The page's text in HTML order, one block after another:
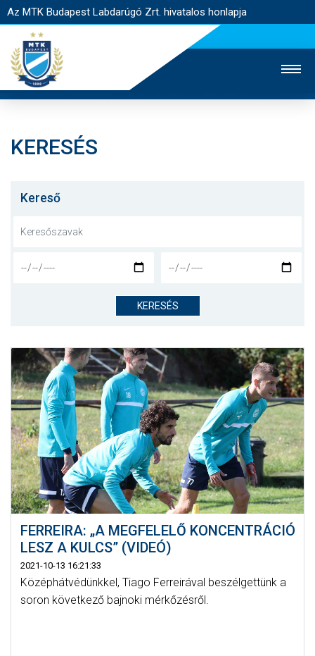
Az MTK Budapest Labdarúgó Zrt. hivatalos honlapja
JEGYÉRTÉKESÍTÉS
NYITÓLAP
CSAPATOK
KLUB
GALÉRIA
SZURKOLÓI ÉLMÉNYEK
AKKREDITÁCIÓ
KERESÉS
Kereső
KERESÉS
FERREIRA: „A MEGFELELŐ KONCENTRÁCIÓ
LESZ A KULCS” (VIDEÓ)
2021-10-13 16:21:33
Középhátvédünkkel, Tiago Ferreirával beszélgettünk a
soron következő bajnoki mérkőzésről.